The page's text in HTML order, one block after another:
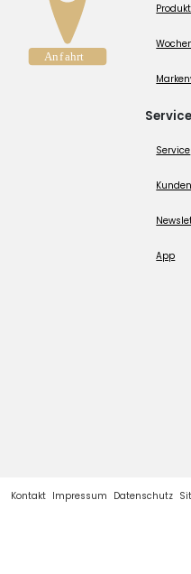
Service
App
Kontakt Impressum Datenschutz